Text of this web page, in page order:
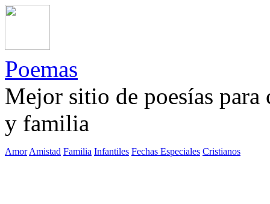
Poemas
Mejor sitio de poesías
y familia
Amor Amistad Familia Infantiles Fechas Especiales Cristianos